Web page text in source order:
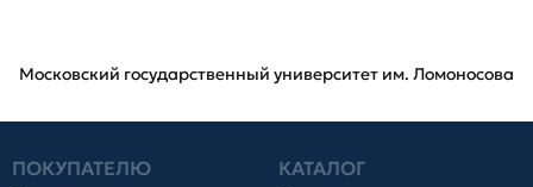
Московский государственный университет им. Ломоносова
ПОКУПАТЕЛЮ КАТАЛОГ